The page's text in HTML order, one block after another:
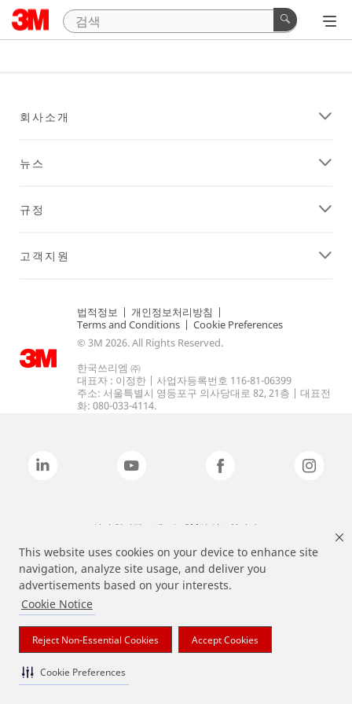
This website uses cookies on your device to enhance site
navigation, analyze site usage, and deliver you
advertisements based on your interests.
Cookie Notice
Reject Non-Essential Cookies Accept Cookies
Cookie Preferences
회사소개
뉴스
규정
고객지원
법적정보 | 개인정보처리방침 |
Terms and Conditions | Cookie Preferences
© 3M 2026. All Rights Reserved.
한국쓰리엠 ㈜
대표자 : 이정한 | 사업자등록번호 116-81-06399
주소: 서울특별시 영등포구 의사당대로 82, 21층 | 대표전
화: 080-033-4114.
상기 열거된 브랜드는 3M의 상표입니다.